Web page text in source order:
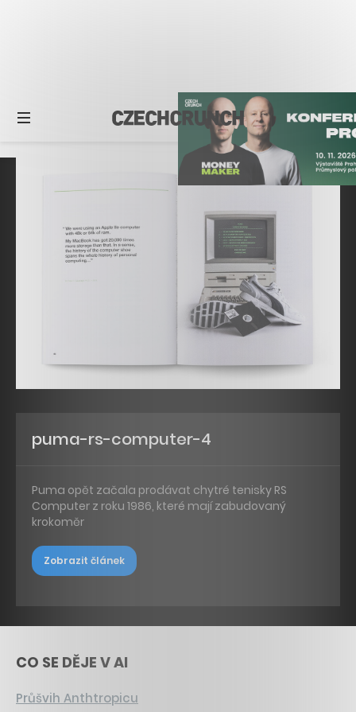
puma-rs-computer-4
Puma opět začala prodávat chytré tenisky RS
Computer z roku 1986, které mají zabudovaný
krokoměr
Zobrazit článek
CO SE DĚJE V AI
Průšvih Anthtropicu